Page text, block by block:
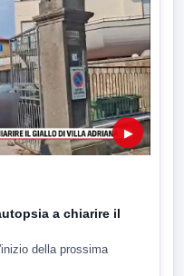
▶
a chiarire il
della prossima